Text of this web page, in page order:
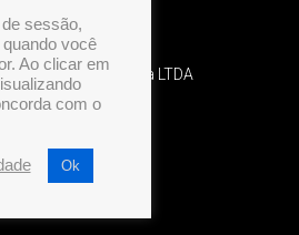
Diamond Náutica LTDA
sessão,
você
Ao clicar em
com o
Ok